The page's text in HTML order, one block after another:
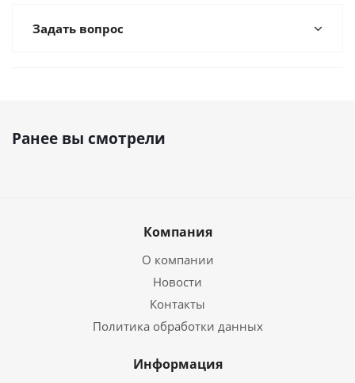
Задать вопрос
Ранее вы смотрели
Компания
О компании
Новости
Контакты
Политика обработки данных
Информация